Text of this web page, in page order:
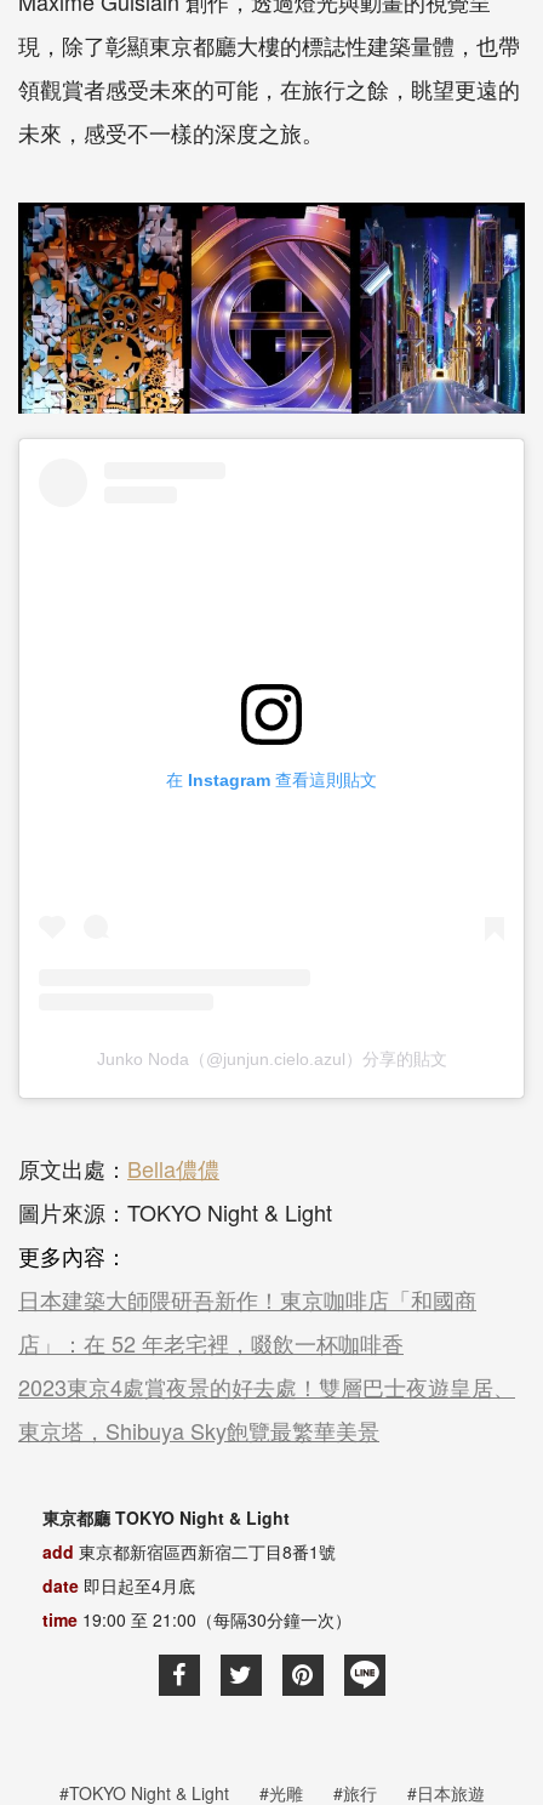
現，除了彰顯東京都廳大樓的標誌性建築量體，也帶
領觀賞者感受未來的可能，在旅行之餘，眺望更遠的
未來，感受不一樣的深度之旅。
在 Instagram 查看這則貼文
Junko Noda（@junjun.cielo.azul）分享的貼文
原文出處： Bella儂儂
圖片來源：TOKYO Night & Light
更多內容：
日本建築大師隈研吾新作！東京咖啡店「和國商
店」：在 52 年老宅裡，啜飲一杯咖啡香
2023東京4處賞夜景的好去處！雙層巴士夜遊皇居、
東京塔，Shibuya Sky飽覽最繁華美景
東京都廳 TOKYO Night & Light
add 東京都新宿區西新宿二丁目8番1號
date 即日起至4月底
time 19:00 至 21:00（每隔30分鐘一次）
#TOKYO Night & Light #光雕 #旅行 #日本旅遊